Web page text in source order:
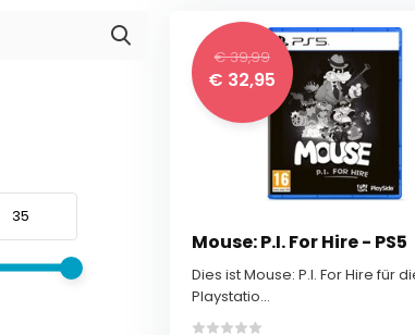
€ 39,99
€ 32,95
Mouse: P.I. For Hire - PS5
Dies ist Mouse: P.I. For Hire für
Playstatio...